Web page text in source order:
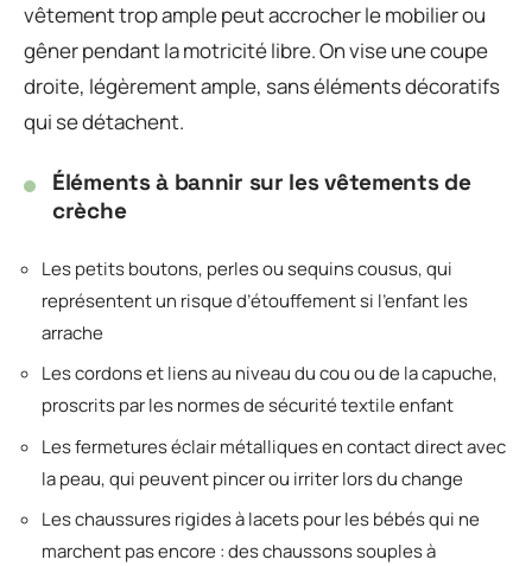
vêtement trop ample peut accrocher le mobilier ou
gêner pendant la motricité libre. On vise une coupe
droite, légèrement ample, sans éléments décoratifs
qui se détachent.
Éléments à bannir sur les vêtements de
crèche
Les petits boutons, perles ou sequins cousus, qui
représentent un risque d’étouffement si l’enfant les
arrache
Les cordons et liens au niveau du cou ou de la capuche,
proscrits par les normes de sécurité textile enfant
Les fermetures éclair métalliques en contact direct avec
la peau, qui peuvent pincer ou irriter lors du change
Les chaussures rigides à lacets pour les bébés qui ne
marchent pas encore : des chaussons souples à